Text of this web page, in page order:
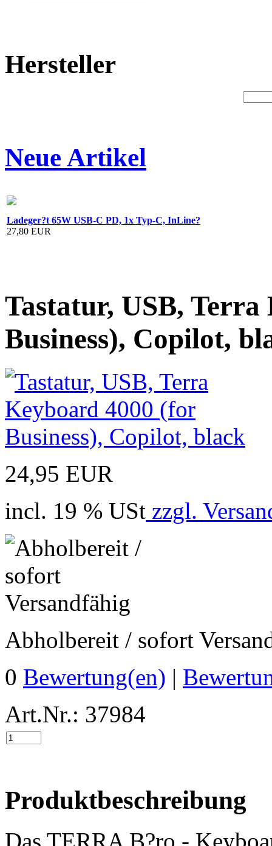
Hersteller
Neue Artikel
Ladeger?t 65W USB-C PD, 1x Typ-C, InLine?
27,80 EUR
Tastatur, USB,
Business), Copilot,
24,95 EUR
incl. 19 % USt zzgl.
Abholbereit / sofort
0 Bewertung(en) |
Art.Nr.: 37984
Produktbeschreibung